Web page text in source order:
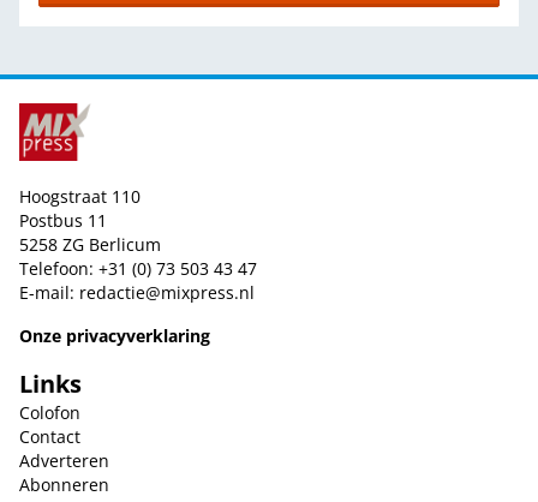
Hoogstraat 110
Postbus 11
5258 ZG Berlicum
Telefoon: +31 (0) 73 503 43 47
E-mail: redactie@mixpress.nl
Onze privacyverklaring
Links
Colofon
Contact
Adverteren
Abonneren